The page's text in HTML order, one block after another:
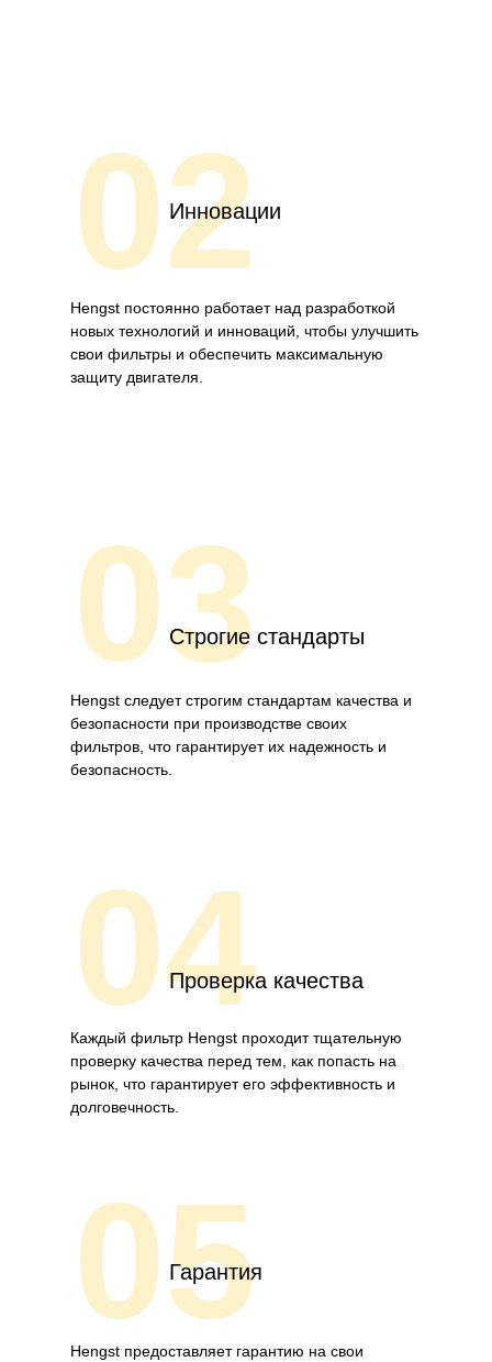
02
Инновации
Hengst постоянно работает над разработкой
новых технологий и инноваций, чтобы улучшить
свои фильтры и обеспечить максимальную
защиту двигателя.
03Строгие стандарты
Hengst следует строгим стандартам качества и
безопасности при производстве своих
фильтров, что гарантирует их надежность и
безопасность.
04Проверка качества
Каждый фильтр Hengst проходит тщательную
проверку качества перед тем, как попасть на
рынок, что гарантирует его эффективность и
долговечность.
05
Гарантия
Hengst предоставляет гарантию на свои